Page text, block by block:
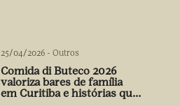
25/04/2026 - Outros
Comida di Buteco 2026
valoriza bares de família
em Curitiba e histórias que